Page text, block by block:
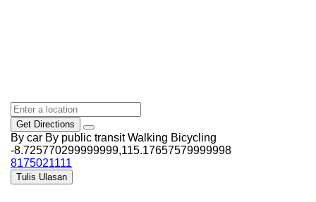
Get Directions
By car By public transit Walking Bicycling
-8.725770299999999,115.17657579999998
8175021111
Tulis Ulasan